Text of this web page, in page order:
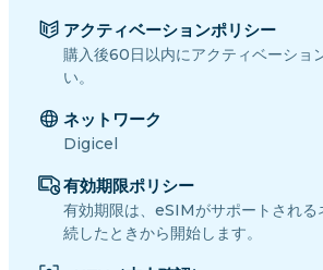
アクティベーションポリシー
購入後60日以内にアクティベーショ
い。
ネットワーク
Digicel
有効期限ポリシー
有効期限は、eSIMがサポートされる
続したときから開始します。